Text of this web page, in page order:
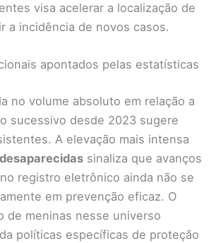
visa acelerar a localização de
a incidência de novos casos.
apontados pelas estatísticas
no volume absoluto em relação a
sucessivo desde 2023 sugere
A elevação mais intensa
sinaliza que avanços
registro eletrônico ainda não se
em prevenção eficaz. O
de meninas nesse universo
políticas específicas de proteção